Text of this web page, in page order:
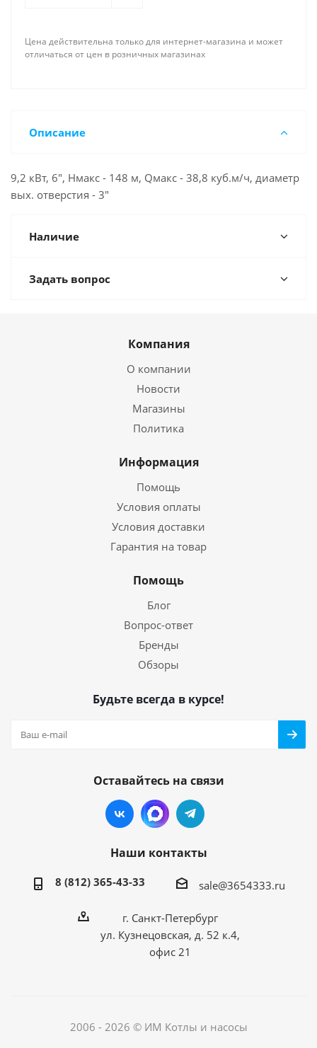
Цена действительна только для интернет-магазина и может
отличаться от цен в розничных магазинах
Описание
9,2 кВт, 6", Нмакс - 148 м, Qмакс - 38,8 куб.м/ч, диаметр
вых. отверстия - 3"
Наличие
Задать вопрос
Компания
О компании
Новости
Магазины
Политика
Информация
Помощь
Условия оплаты
Условия доставки
Гарантия на товар
Помощь
Блог
Вопрос-ответ
Бренды
Обзоры
Будьте всегда в курсе!
Оставайтесь на связи
Наши контакты
8 (812) 365-43-33 sale@3654333.ru
г. Санкт-Петербург
ул. Кузнецовская, д. 52 к.4,
офис 21
2006 - 2026 © ИМ Котлы и насосы